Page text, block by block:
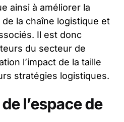
ainsi à améliorer la
la chaîne logistique et
Il est donc
du secteur de
l’impact de la taille
stratégies logistiques.
l’espace de